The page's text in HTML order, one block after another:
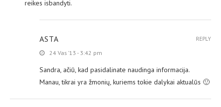
reikes isbandyti.
ASTA
24 Vas ’13 - 3:42 pm
Sandra, ačiū, kad pasidalinate naudinga informacija.
Manau, tikrai yra žmonių, kuriems tokie dalykai aktualūs 🙂
REPLY